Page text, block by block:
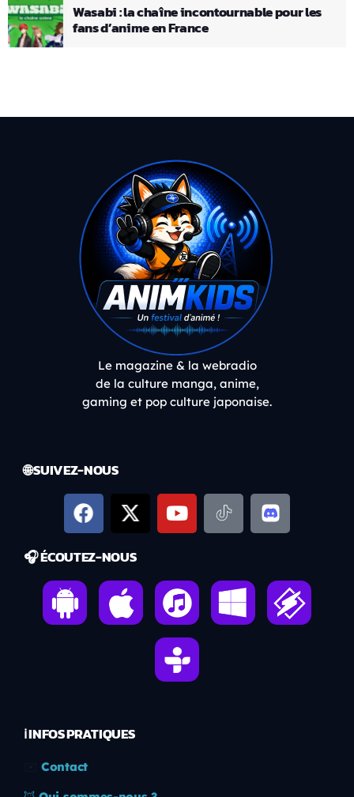
Wasabi : la chaîne incontournable pour les
fans d’anime en France
Le magazine & la webradio
de la culture manga, anime,
gaming et pop culture japonaise.
🌐 SUIVEZ-NOUS
🎧 ÉCOUTEZ-NOUS
ℹ️ INFOS PRATIQUES
Contact